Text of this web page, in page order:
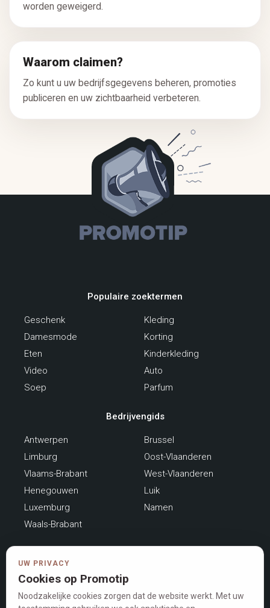
worden geweigerd.
Waarom claimen?
Zo kunt u uw bedrijfsgegevens beheren, promoties
publiceren en uw zichtbaarheid verbeteren.
Populaire zoektermen
Geschenk
Kleding
Damesmode
Korting
Eten
Kinderkleding
Video
Auto
Soep
Parfum
Bedrijvengids
Antwerpen
Brussel
Limburg
Oost-Vlaanderen
Vlaams-Brabant
West-Vlaanderen
Henegouwen
Luik
Luxemburg
Namen
Waals-Brabant
NIEUWSBRIEF
UW PRIVACY
Cookies op Promotip
Noodzakelijke cookies zorgen dat de website werkt. Met uw